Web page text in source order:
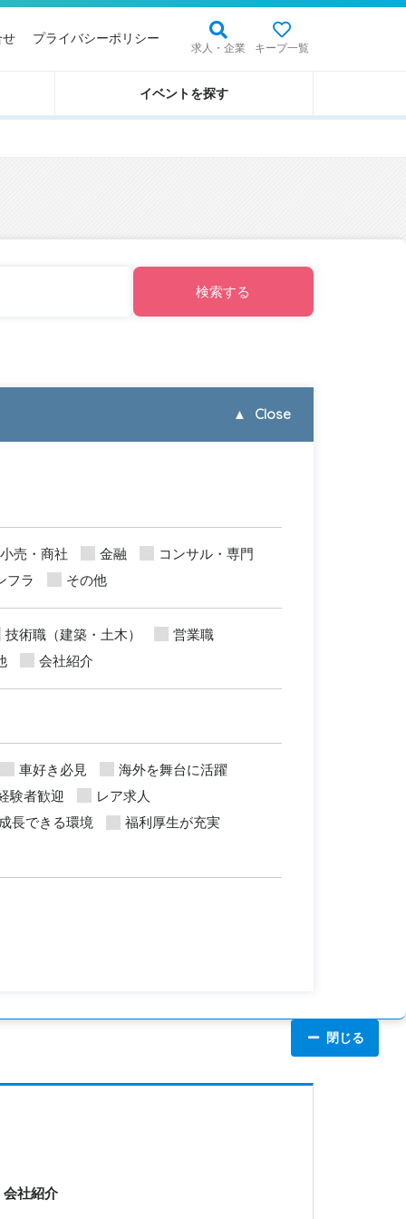
求人・企業 キープ一覧
せ プライバシーポリシー
イベントを探す
検索する
▲ Close
小売・商社 金融
コンサル・専門
フラ その他
技術職（建築・土木）
営業職
会社紹介
車好き必見
海外を舞台に活躍
験者歓迎
レア求人
成長できる環境
福利厚生が充実
閉じる
会社紹介